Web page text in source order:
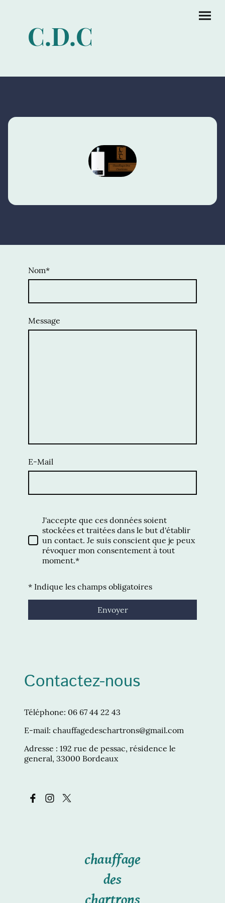
C.D.C
Nom*
Message
E-Mail
J'accepte que ces données soient
stockées et traitées dans le but d'établir
un contact. Je suis conscient que je peux
révoquer mon consentement à tout
moment.*
* Indique les champs obligatoires
Envoyer
Contactez-nous
Téléphone: 06 67 44 22 43
E-mail: chauffagedeschartrons@gmail.com
Adresse : 192 rue de pessac, résidence le
general, 33000 Bordeaux
chauffage
des